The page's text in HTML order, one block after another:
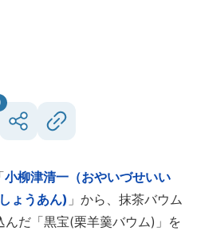
小柳津清一（おやいづせいい
ょうあん) 」から、抹茶バウム
んだ「黒宝(栗羊羹バウム)」を